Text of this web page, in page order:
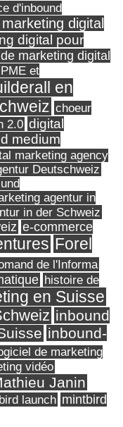
d'inbound
digital
digital pour
marketing digital
et
en
choeur
2.0 digital
medium
marketing agency
Deutschweiz
agentur in
in der Schweiz
e-commerce
Forel
de l'Informa
histoire de
en Suisse
inbound
inbound-
de marketing
vidéo
Janin
launch mintbird